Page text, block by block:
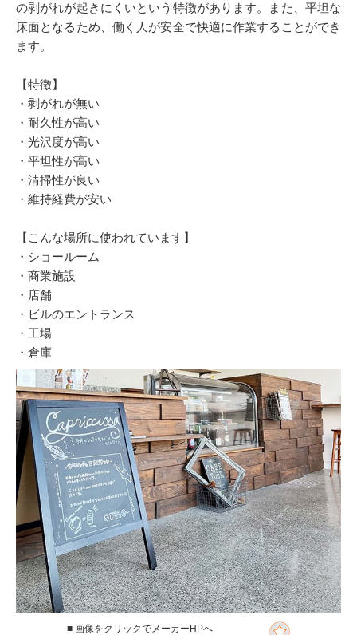
の剥がれが起きにくいという特徴があります。また、平坦な
床面となるため、働く人が安全で快適に作業することができ
ます。
【特徴】
・剥がれが無い
・耐久性が高い
・光沢度が高い
・平坦性が高い
・清掃性が良い
・維持経費が安い
【こんな場所に使われています】
・ショールーム
・商業施設
・店舗
・ビルのエントランス
・工場
・倉庫
■ 画像をクリックでメーカーHPへ